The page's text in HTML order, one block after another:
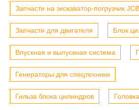
Запчасти на экскаватор-погрузчик JCB
Запчасти для двигателя Блок
Впускная и выпускная система
Генераторы для спецтехники
Гильза блока цилиндров